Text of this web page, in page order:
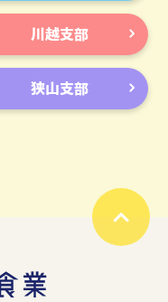
川越支部
狭山支部